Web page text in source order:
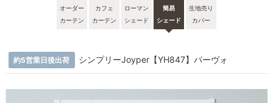
オーダー
カーテン
カフェ
カーテン
ローマン
シェード
簡易
シェード
生地売り
カバー
約5営業日後出荷 シンプリーJoyper【YH847】パーヴォ